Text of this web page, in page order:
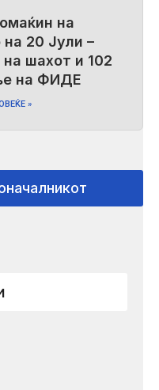
на
20 Јули –
шахот и 102
на ФИДЕ
»